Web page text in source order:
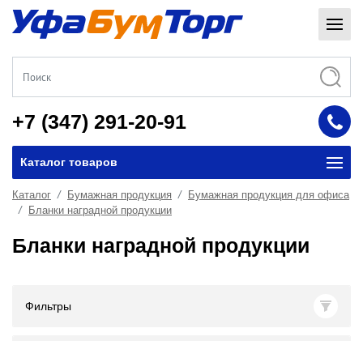
+7 (347) 291-20-91
Каталог товаров
Каталог Бумажная продукция
Бумажная продукция для офиса
Бланки наградной продукции
Бланки наградной продукции
Фильтры